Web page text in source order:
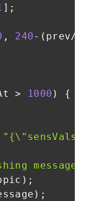
] ;
, 240- ( prev/
> 1000 )
{
message
) ;
) ;